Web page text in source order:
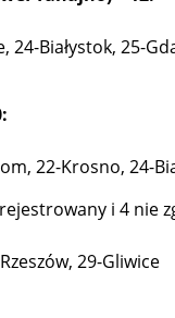
Białystok, 25-
22-Krosno, 24-
i 4 nie
29-Gliwice